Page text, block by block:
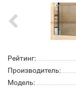
Рейтинг:
Производитель:
Модель: